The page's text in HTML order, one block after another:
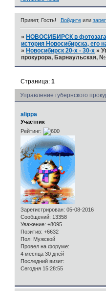
Привет, Гость! Войдитеили
» НОВОСИБИРСК в
история Новосибирска, его
» Новосибирск 20-х - 30-х »
прокурора, Барнаульская,
Управление губернского
Страница:1
alippa
Участник
Рейтинг:
Зарегистрирован: 05-08-2016
Сообщений: 13358
Уважение: +8095
Позитив: +6632
Пол: Мужской
Провел на форуме:
4 месяца 30 дней
Последний визит:
Сегодня 15:28:55